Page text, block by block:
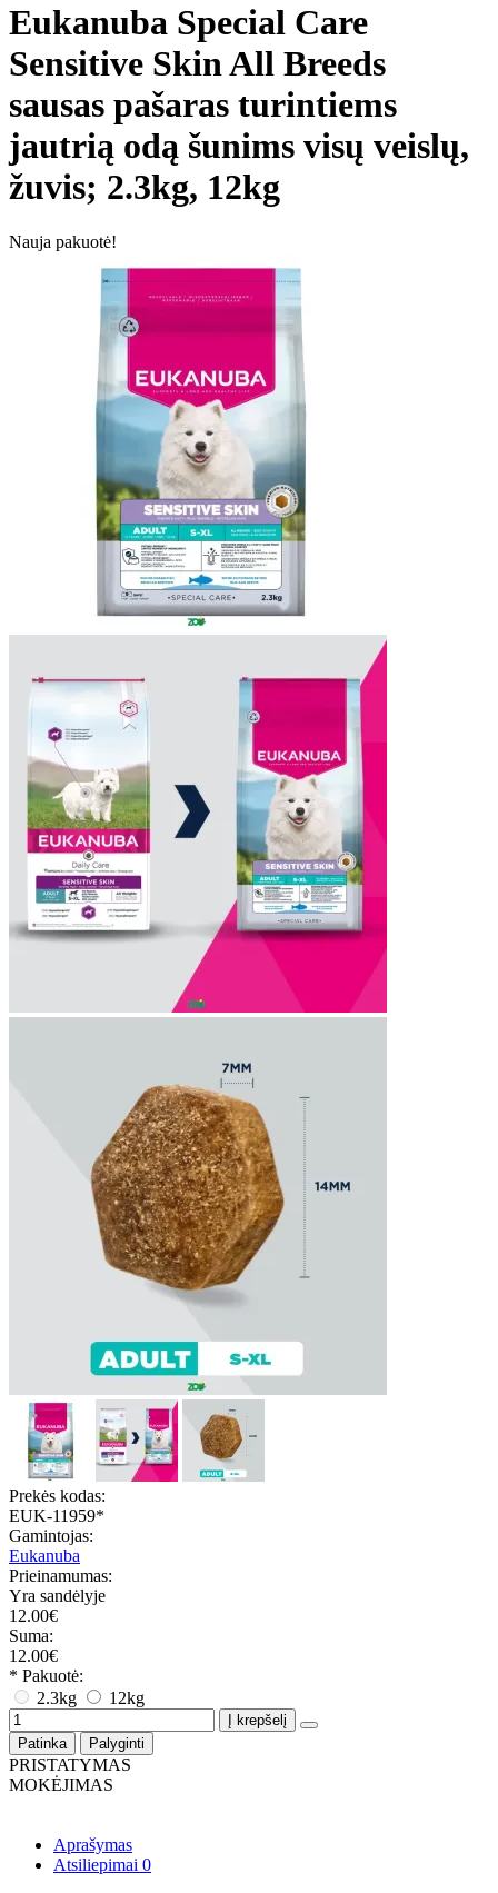
Eukanuba Special Care
Sensitive Skin All Breeds
sausas pašaras turintiems
jautrią odą šunims visų veislų,
žuvis; 2.3kg, 12kg
Nauja pakuotė!
Prekės kodas:
EUK-11959*
Gamintojas:
Eukanuba
Prieinamumas:
Yra sandėlyje
12.00€
Suma:
12.00€
* Pakuotė:
2.3kg
12kg
Į krepšelį
Patinka
Palyginti
PRISTATYMAS
MOKĖJIMAS
Aprašymas
Atsiliepimai 0